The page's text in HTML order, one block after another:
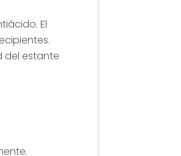
El
del estante